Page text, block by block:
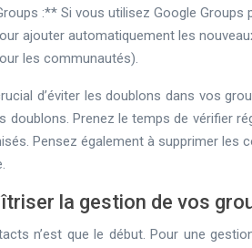
:** Si vous utilisez Google Groups
ajouter automatiquement les
les communautés).
d’éviter les doublons dans vos
doublons. Prenez le temps de vérifier
Pensez également à supprimer
la gestion de vos
n’est que le début. Pour une